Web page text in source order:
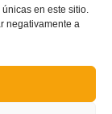
en este sitio.
negativamente a